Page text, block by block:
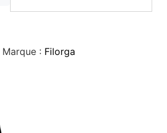
Marque : Filorga